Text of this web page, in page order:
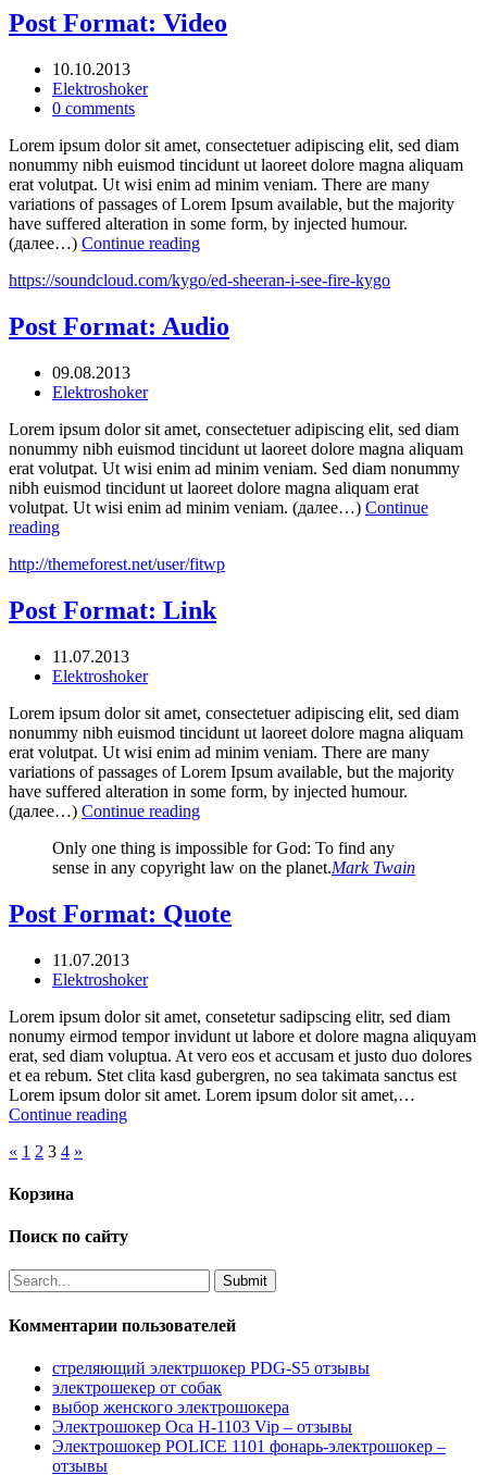
Post Format: Video
10.10.2013
Elektroshoker
0 comments
Lorem ipsum dolor sit amet, consectetuer adipiscing elit, sed diam
nonummy nibh euismod tincidunt ut laoreet dolore magna aliquam
erat volutpat. Ut wisi enim ad minim veniam. There are many
variations of passages of Lorem Ipsum available, but the majority
have suffered alteration in some form, by injected humour.
(далее…) Continue reading
https://soundcloud.com/kygo/ed-sheeran-i-see-fire-kygo
Post Format: Audio
09.08.2013
Elektroshoker
Lorem ipsum dolor sit amet, consectetuer adipiscing elit, sed diam
nonummy nibh euismod tincidunt ut laoreet dolore magna aliquam
erat volutpat. Ut wisi enim ad minim veniam. Sed diam nonummy
nibh euismod tincidunt ut laoreet dolore magna aliquam erat
volutpat. Ut wisi enim ad minim veniam. (далее…) Continue
reading
http://themeforest.net/user/fitwp
Post Format: Link
11.07.2013
Elektroshoker
Lorem ipsum dolor sit amet, consectetuer adipiscing elit, sed diam
nonummy nibh euismod tincidunt ut laoreet dolore magna aliquam
erat volutpat. Ut wisi enim ad minim veniam. There are many
variations of passages of Lorem Ipsum available, but the majority
have suffered alteration in some form, by injected humour.
(далее…) Continue reading
Only one thing is impossible for God: To find any
sense in any copyright law on the planet.Mark Twain
Post Format: Quote
11.07.2013
Elektroshoker
Lorem ipsum dolor sit amet, consetetur sadipscing elitr, sed diam
nonumy eirmod tempor invidunt ut labore et dolore magna aliquyam
erat, sed diam voluptua. At vero eos et accusam et justo duo dolores
et ea rebum. Stet clita kasd gubergren, no sea takimata sanctus est
Lorem ipsum dolor sit amet. Lorem ipsum dolor sit amet,…
Continue reading
« 1 2 3 4 »
Корзина
Поиск по сайту
Комментарии пользователей
стреляющий электршокер PDG-S5 отзывы
электрошекер от собак
выбор женского электрошокера
Электрошокер Оса H-1103 Vip – отзывы
Электрошокер POLICE 1101 фонарь-электрошокер –
отзывы